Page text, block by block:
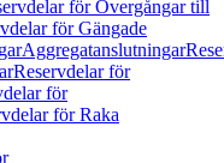
för Övergångar till
för Gängade
Aggregatanslutningar
Reservdelar för
för
för Raka